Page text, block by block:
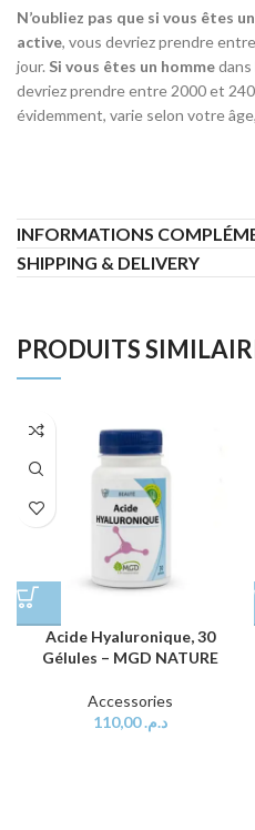
N’oubliez pas que si vous êtes
active, vous devriez prendre
jour. Si vous êtes un homme
devriez prendre entre 2000 et
évidemment, varie selon votre
INFORMATIONS
SHIPPING & DELIVERY
PRODUITS
Acide Hyaluronique, 30
Gélules – MGD NATURE
Accessories
د.م.110,00